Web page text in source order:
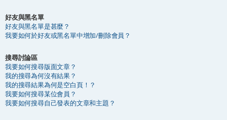
好友與黑名單
好友與黑名單是甚麼？
我要如何於好友或黑名單中增加/刪除會員？
搜尋討論區
我要如何搜尋版面文章？
我的搜尋為何沒有結果？
我的搜尋結果為何是空白頁！？
我要如何搜尋某位會員？
我要如何搜尋自己發表的文章和主題？